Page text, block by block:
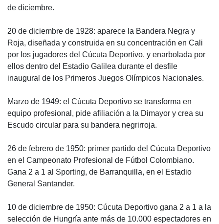
de diciembre.
20 de diciembre de 1928: aparece la Bandera Negra y
Roja, diseñada y construida en su concentración en Cali
por los jugadores del Cúcuta Deportivo, y enarbolada por
ellos dentro del Estadio Galilea durante el desfile
inaugural de los Primeros Juegos Olímpicos Nacionales.
Marzo de 1949: el Cúcuta Deportivo se transforma en
equipo profesional, pide afiliación a la Dimayor y crea su
Escudo circular para su bandera negrirroja.
26 de febrero de 1950: primer partido del Cúcuta Deportivo
en el Campeonato Profesional de Fútbol Colombiano.
Gana 2 a 1 al Sporting, de Barranquilla, en el Estadio
General Santander.
10 de diciembre de 1950: Cúcuta Deportivo gana 2 a 1 a la
selección de Hungría ante más de 10.000 espectadores en